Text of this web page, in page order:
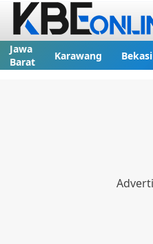
Jawa
Barat
Karawang Bekasi